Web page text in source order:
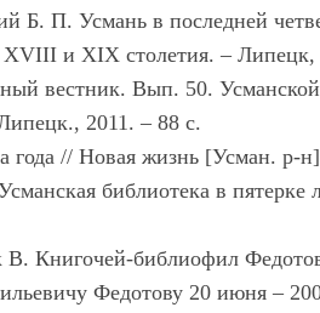
Б. П. Усмань в последней
и XIX столетия. –
вестник. Вып. 50.
2011. – 88 с.
года // Новая жизнь [Усман. р-
библиотека в
Книгочей-библиофил
Федотову 20 июня –